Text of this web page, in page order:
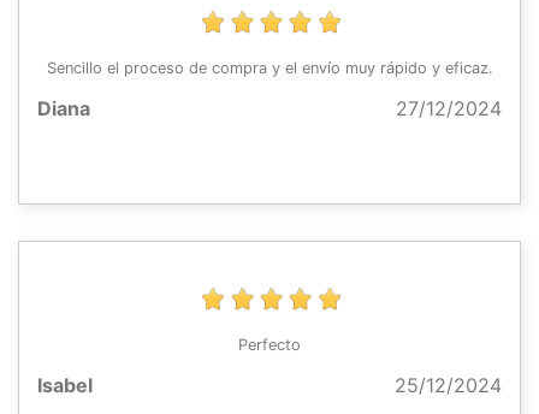
Sencillo el proceso de compra y el envío muy rápido y eficaz.
Diana 27/12/2024
Perfecto
Isabel 25/12/2024